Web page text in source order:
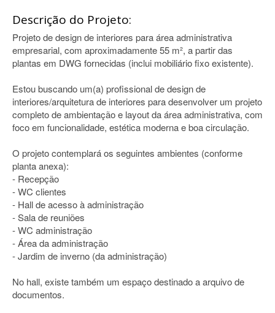
Descrição do Projeto:
Projeto de design de interiores para área administrativa
empresarial, com aproximadamente 55 m², a partir das
plantas em DWG fornecidas (inclui mobiliário fixo existente).
Estou buscando um(a) profissional de design de
interiores/arquitetura de interiores para desenvolver um projeto
completo de ambientação e layout da área administrativa, com
foco em funcionalidade, estética moderna e boa circulação.
O projeto contemplará os seguintes ambientes (conforme
planta anexa):
- Recepção
- WC clientes
- Hall de acesso à administração
- Sala de reuniões
- WC administração
- Área da administração
- Jardim de inverno (da administração)
No hall, existe também um espaço destinado a arquivo de
documentos.